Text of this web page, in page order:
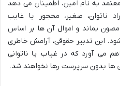
به نام امین، اطمینان می دهد
ناتوان، صغیر، محجور یا غایب
مصون بماند و اموال آن ها بر اساس
این تدبیر حقوقی، آرامش خاطری
می آورد که در غیاب یا ناتوانی
ها بدون سرپرست رها نخواهند شد.